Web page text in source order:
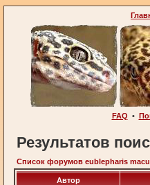
FAQ •
Результатов
Список форумов eublepharis
Автор